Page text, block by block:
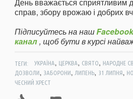
День вважається сприятливим
справ, збору врожаю і добрих
Підписуйтесь на нашFacebook
канал, щоб бути в курсі
ТЕГИ: УКРАЇНА, ЦЕРКВА, СВЯТО, НАРОДНЕ
ДОЗВОЛИ, ЗАБОРОНИ, ЛИПЕНЬ, 31 ЛИПНЯ,
ЧЕСНИЙ ХРЕСТ